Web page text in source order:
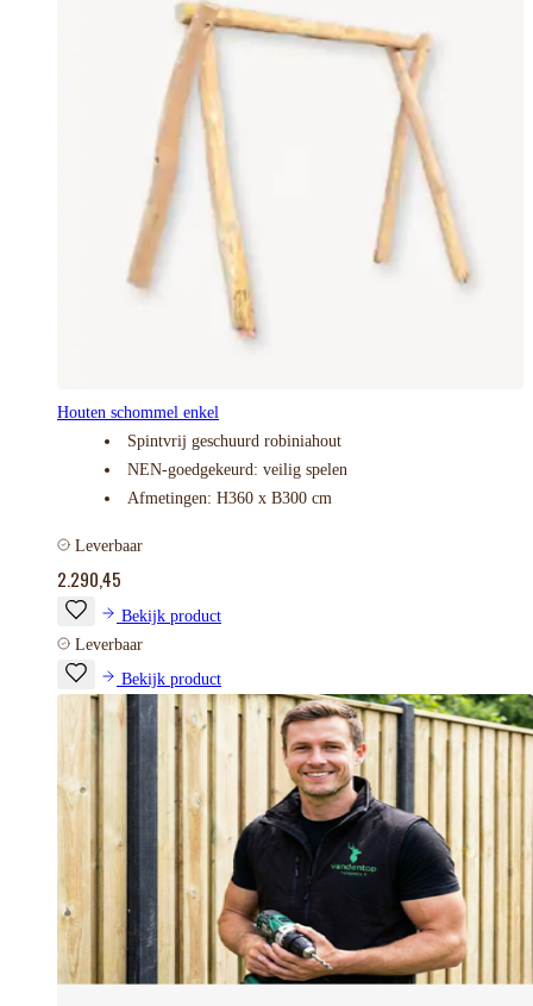
Houten schommel enkel
Spintvrij geschuurd robiniahout
NEN-goedgekeurd: veilig spelen
Afmetingen: H360 x B300 cm
Leverbaar
2.290,45
Bekijk product
Leverbaar
Bekijk product